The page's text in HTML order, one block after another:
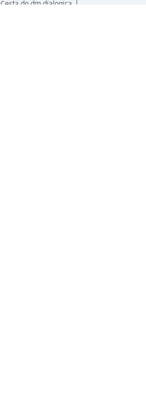
Cesta do dm dialogica